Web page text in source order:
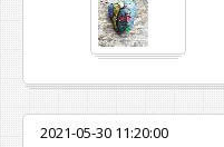
2021-05-30 11:20:00